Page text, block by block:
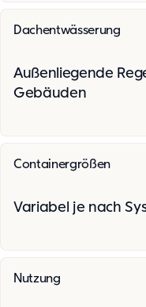
Dachentwässerung
Außenliegende
Gebäuden
Containergrößen
Variabel je nach
Nutzung